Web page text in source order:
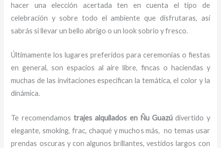
hacer una elección acertada ten en cuenta el tipo de
celebración y sobre todo el ambiente que disfrutaras, así
sabrás si llevar un bello abrigo o un look sobrio y fresco.
Últimamente los lugares preferidos para ceremonias o fiestas
en general, son espacios al aire libre, fincas o haciendas y
muchas de las invitaciones especifican la temática, el color y la
dinámica.
Te recomendamos trajes alquilados en Ñu Guazúdivertido y
elegante, smoking, frac, chaqué y muchos más, no temas usar
prendas oscuras y con algunos brillantes, vestidos largos con